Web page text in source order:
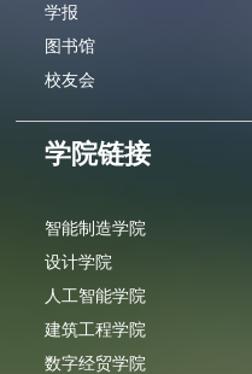
学报
图书馆
校友会
学院链接
智能制造学院
设计学院
人工智能学院
建筑工程学院
数字经贸学院